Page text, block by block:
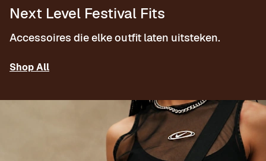
Next Level Festival Fits
Accessoires die elke outfit laten uitsteken.
Shop All